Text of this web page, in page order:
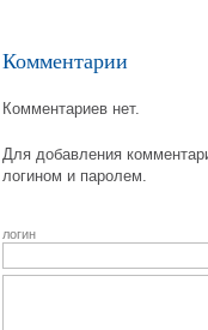
Комментарии
Комментариев нет.
Для добавления
логином и паролем.
логин